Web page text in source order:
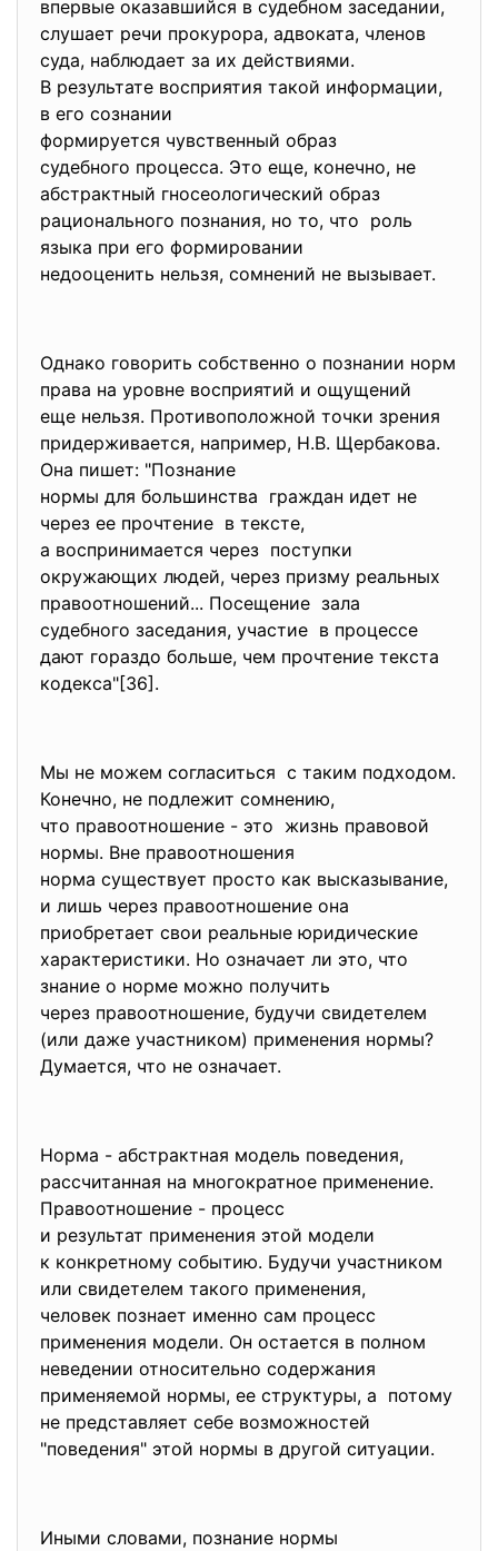
впервые оказавшийся в судебном заседании,
слушает речи прокурора, адвоката, членов
суда, наблюдает за их действиями.
В результате восприятия такой информации,
в его сознании
формируется чувственный образ
судебного процесса. Это еще, конечно, не
абстрактный гносеологический образ
рационального познания, но то, что роль
языка при его формировании
недооценить нельзя, сомнений не вызывает.
Однако говорить собственно о познании норм
права на уровне восприятий и ощущений
еще нельзя. Противоположной точки зрения
придерживается, например, Н.В. Щербакова.
Она пишет: "Познание
нормы для большинства граждан идет не
через ее прочтение в тексте,
а воспринимается через поступки
окружающих людей, через призму реальных
правоотношений... Посещение зала
судебного заседания, участие в процессе
дают гораздо больше, чем прочтение текста
кодекса"[36].
Мы не можем согласиться с таким подходом.
Конечно, не подлежит сомнению,
что правоотношение - это жизнь правовой
нормы. Вне правоотношения
норма существует просто как высказывание,
и лишь через правоотношение она
приобретает свои реальные юридические
характеристики. Но означает ли это, что
знание о норме можно получить
через правоотношение, будучи свидетелем
(или даже участником) применения нормы?
Думается, что не означает.
Норма - абстрактная модель поведения,
рассчитанная на многократное применение.
Правоотношение - процесс
и результат применения этой модели
к конкретному событию. Будучи участником
или свидетелем такого применения,
человек познает именно сам процесс
применения модели. Он остается в полном
неведении относительно содержания
применяемой нормы, ее структуры, а потому
не представляет себе возможностей
"поведения" этой нормы в другой ситуации.
Иными словами, познание нормы